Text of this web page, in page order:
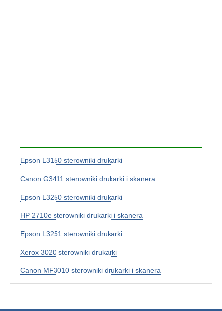
Epson L3150 sterowniki drukarki
Canon G3411 sterowniki drukarki i skanera
Epson L3250 sterowniki drukarki
HP 2710e sterowniki drukarki i skanera
Epson L3251 sterowniki drukarki
Xerox 3020 sterowniki drukarki
Canon MF3010 sterowniki drukarki i skanera